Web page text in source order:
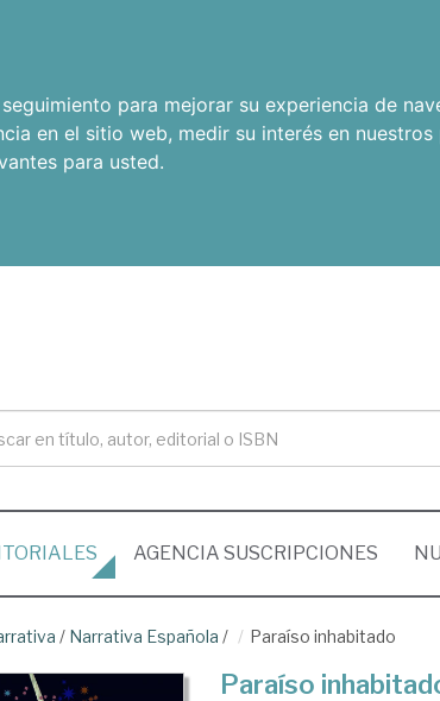
para mejorar su experiencia de
en el sitio web, medir su interés en
para usted.
AGENCIA SUSCRIPCIONES
/ Narrativa Española / Paraíso inhabitado
Paraíso